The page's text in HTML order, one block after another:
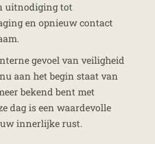
uitnodiging tot
en opnieuw contact
gevoel van veiligheid
aan het begin staat van
bekend bent met
dag is een waardevolle
innerlijke rust.